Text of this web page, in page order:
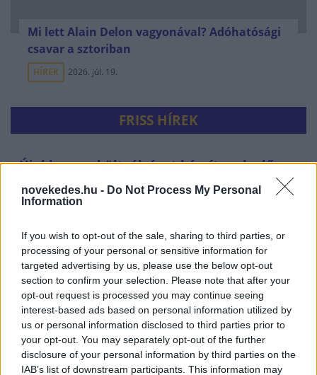
novekedes.hu - Do Not Process My Personal
Information
If you wish to opt-out of the sale, sharing to third parties, or
processing of your personal or sensitive information for
targeted advertising by us, please use the below opt-out
section to confirm your selection. Please note that after your
opt-out request is processed you may continue seeing
interest-based ads based on personal information utilized by
us or personal information disclosed to third parties prior to
your opt-out. You may separately opt-out of the further
disclosure of your personal information by third parties on the
IAB’s list of downstream participants. This information may
Mi lett Alain Delon vagyonával? Adóhatósági
csavar a sztoriban
HÍREK 2026. júl. 19.
FRISS HÍREK
Újabb menekültválságot készítenek elő -
tömeges határsértésre buzdító üzenetek
miatt nyomoznak a spanyolok